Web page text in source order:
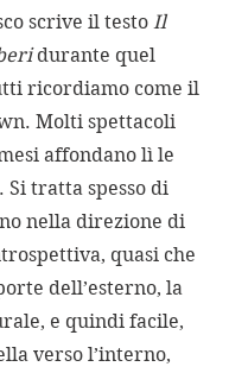
scrive il testo Il
durante quel
ricordiamo come il
Molti spettacoli
affondano lì le
tratta spesso di
nella direzione di
quasi che
dell’esterno, la
e quindi facile,
verso l’interno,